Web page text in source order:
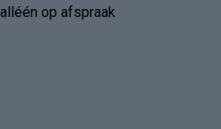
op afspraak